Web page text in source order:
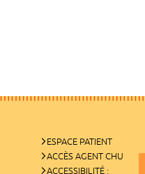
ESPACE PATIENT
ACCÈS AGENT CHU
ACCESSIBILITÉ :